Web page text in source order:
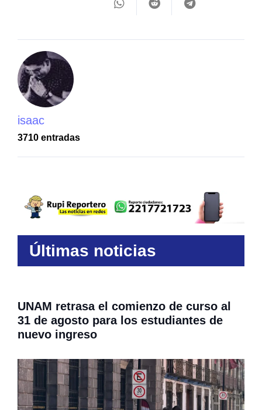
isaac
3710 entradas
Últimas noticias
UNAM retrasa el comienzo de curso al
31 de agosto para los estudiantes de
nuevo ingreso